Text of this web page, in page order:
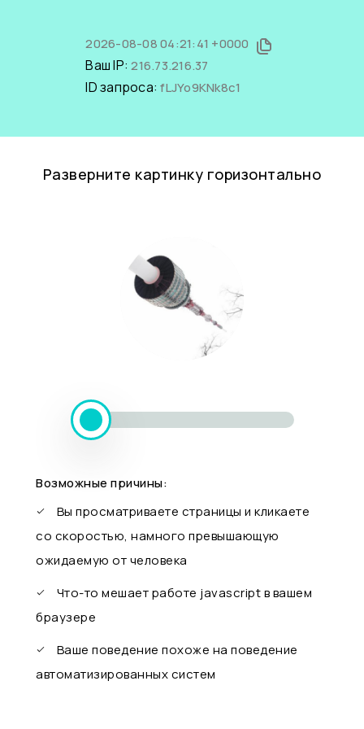
2026-08-08 04:21:41 +0000
Ваш IP:216.73.216.37
ID запроса:fLJYo9KNk8c1
Разверните картинку горизонтально
Возможные причины:
Вы просматриваете страницы и кликаете
со скоростью, намного превышающую
ожидаемую от человека
Что-то мешает работе javascript в вашем
браузере
Ваше поведение похоже на поведение
автоматизированных систем